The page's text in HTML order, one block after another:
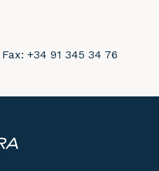
+34 91 345 34 76